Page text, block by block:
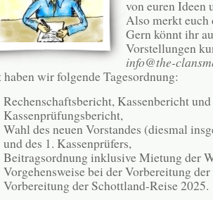
von euren Ideen
Also merkt euch
Gern könnt ihr
Vorstellungen
info@the-
haben wir folgende Tagesordnung:
Rechenschaftsbericht, Kassenbericht und
Kassenprüfungsbericht,
Wahl des neuen Vorstandes (diesmal
und des 1. Kassenprüfers,
Beitragsordnung inklusive Mietung der
Vorgehensweise bei der Vorbereitung
Vorbereitung der Schottland-Reise 2025.